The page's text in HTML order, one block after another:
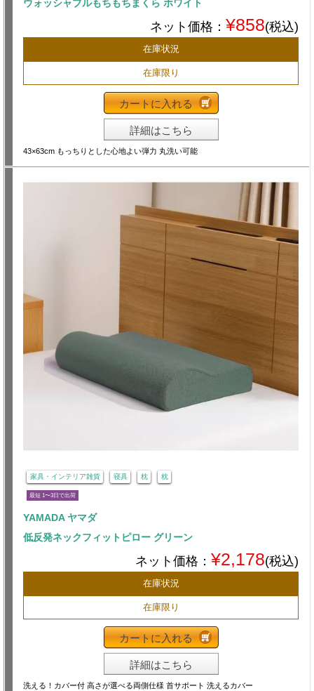
ウォッシャブルもちもちまくら ホワイト
ネット価格： ¥858(税込)
在庫状況
在庫限り
カートに入れる
詳細はこちら
43×63cm もっちりとした心地よい弾力 丸洗い可能
家具・インテリア雑貨 寝具 枕 枕
最短 1〜3日で出荷
YAMADA ヤマダ
低反発ネックフィットピロー グリーン
ネット価格： ¥2,178(税込)
在庫状況
在庫限り
カートに入れる
詳細はこちら
洗える！カバー付 高さが選べる両側仕様 首サポート 洗えるカバー